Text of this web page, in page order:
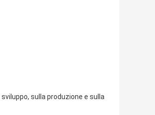
sulla produzione e sulla